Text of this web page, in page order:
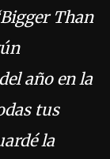
Than
año en la
tus
la